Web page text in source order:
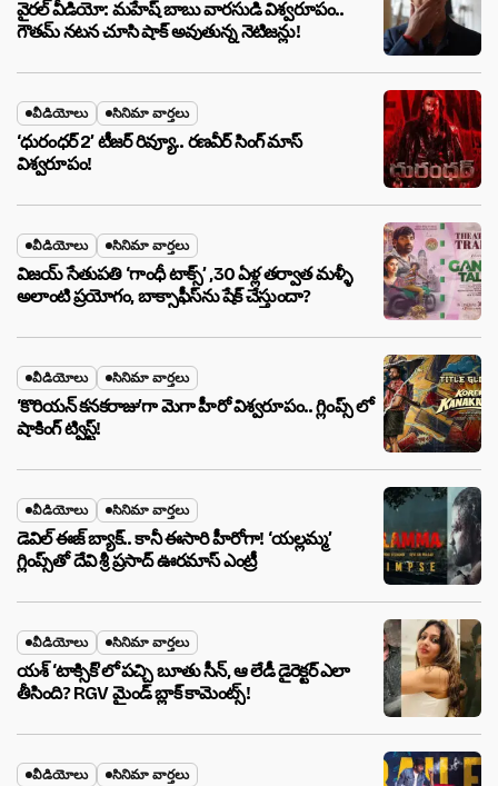
వైరల్ వీడియో: మహేష్ బాబు వారసుడి విశ్వరూపం..
గౌతమ్ నటన చూసి షాక్ అవుతున్న నెటిజన్లు!
వీడియోలు సినిమా వార్తలు
‘ధురంధర్ 2’ టీజర్ రివ్యూ.. రణవీర్ సింగ్ మాస్
విశ్వరూపం!
వీడియోలు సినిమా వార్తలు
విజయ్ సేతుపతి ‘గాంధీ టాక్స్’ ,30 ఏళ్ల తర్వాత మళ్ళీ
అలాంటి ప్రయోగం, బాక్సాఫీస్‌ను షేక్ చేస్తుందా?
వీడియోలు సినిమా వార్తలు
‘కొరియన్ కనకరాజు’గా మెగా హీరో విశ్వరూపం.. గ్లింప్స్ లో
షాకింగ్ ట్విస్ట్!
వీడియోలు సినిమా వార్తలు
డెవిల్ ఈజ్ బ్యాక్.. కానీ ఈసారి హీరోగా! ‘యల్లమ్మ’
గ్లింప్స్‌తో దేవి శ్రీ ప్రసాద్ ఊరమాస్ ఎంట్రీ
వీడియోలు సినిమా వార్తలు
యశ్ ‘టాక్సిక్’లో పచ్చి బూతు సీన్, ఆ లేడీ డైరెక్టర్ ఎలా
తీసింది? RGV మైండ్ బ్లాక్ కామెంట్స్!
వీడియోలు సినిమా వార్తలు